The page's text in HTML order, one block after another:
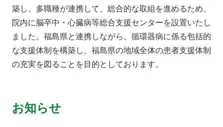
築し、多職種が連携して、総合的な取組を進めるため、
院内に脳卒中・心臓病等総合支援センターを設置いたし
ました。福島県と連携しながら、循環器病に係る包括的
な支援体制を構築し、福島県の地域全体の患者支援体制
の充実を図ることを目的としております。
お知らせ